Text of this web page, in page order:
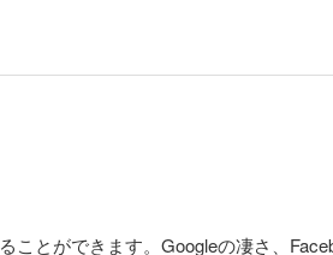
ことができます。Googleの凄さ、